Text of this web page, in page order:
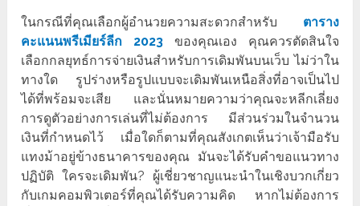
ในกรณีที่คุณเลือกผู้อำนวยความสะดวกสำหรับ ตาราง
คะแนนพรีเมียร์ลีก 2023
ของคุณเอง คุณควรตัดสินใจ
เลือกกลยุทธ์การจ่ายเงินสำหรับการเดิมพันบนเว็บ ไม่ว่าใน
ทางใด รูปร่างหรือรูปแบบจะเดิมพันเหนือสิ่งที่อาจเป็นไป
ได้ที่พร้อมจะเสีย และนั่นหมายความว่าคุณจะหลีกเลี่ยง
การดูตัวอย่างการเล่นที่ไม่ต้องการ มีส่วนร่วมในจำนวน
เงินที่กำหนดไว้ เมื่อใดก็ตามที่คุณสังเกตเห็นว่าเจ้ามือรับ
แทงม้าอยู่ข้างธนาคารของคุณ มันจะได้รับคำขอแนวทาง
ปฏิบัติ ใครจะเดิมพัน? ผู้เชี่ยวชาญแนะนำในเชิงบวกเกี่ยว
กับเกมคอมพิวเตอร์ที่คุณได้รับความคิด หากไม่ต้องการ